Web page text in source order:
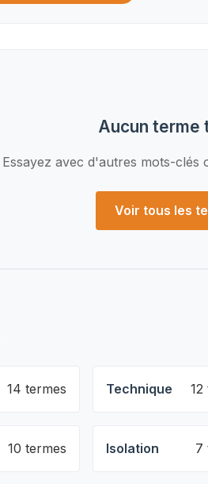
Aucun terme
Essayez avec d'autres mots-
Voir tous les
14 termes Technique 12
10 termes Isolation 7